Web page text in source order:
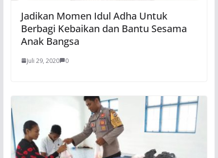
Jadikan Momen Idul Adha Untuk
Berbagi Kebaikan dan Bantu Sesama
Anak Bangsa
Juli 29, 2020 0